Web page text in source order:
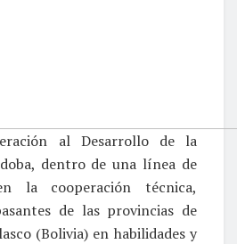
al Desarrollo de la
dentro de una línea de
la cooperación técnica,
de las provincias de
(Bolivia) en habilidades y